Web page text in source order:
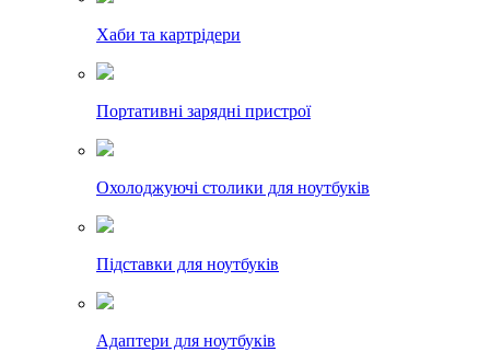
Хаби та картрідери
Портативні зарядні пристрої
Охолоджуючі столики для ноутбуків
Підставки для ноутбуків
Адаптери для ноутбуків